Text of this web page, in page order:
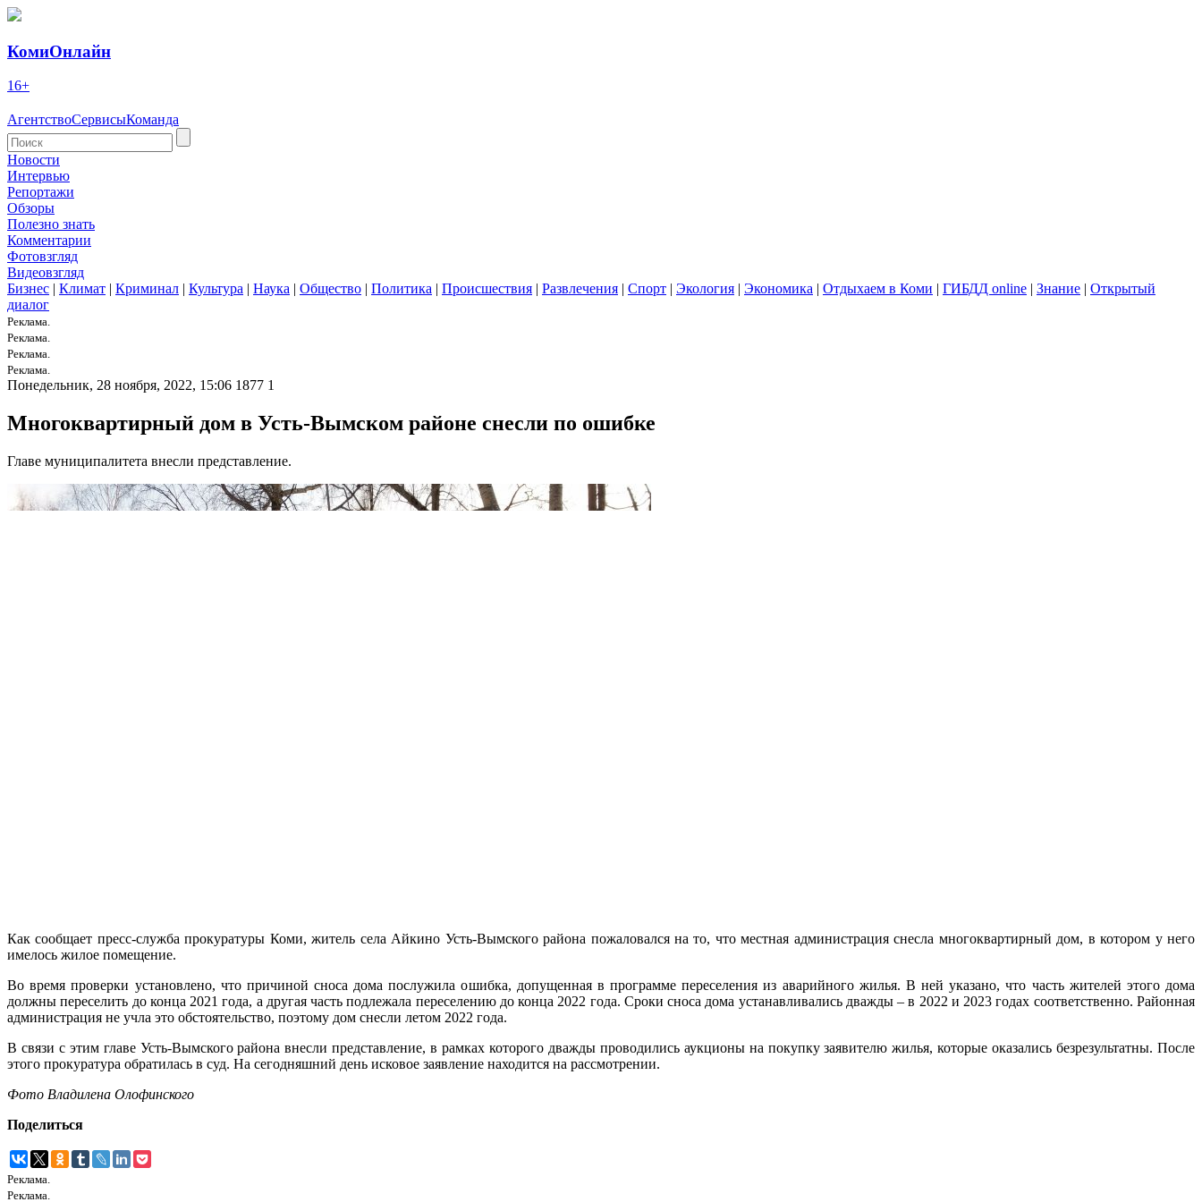
КомиОнлайн
16+
АгентствоСервисыКоманда
Новости
Интервью
Репортажи
Обзоры
Полезно знать
Комментарии
Фотовзгляд
Видеовзгляд
Бизнес | Климат | Криминал | Культура | Наука | Общество | Политика | Происшествия | Развлечения | Спорт | Экология | Экономика | Отдыхаем в Коми | ГИБДД online | Знание | Открытый
диалог
Реклама.
Реклама.
Реклама.
Реклама.
Понедельник, 28 ноября, 2022, 15:06 1877 1
Многоквартирный дом в Усть-Вымском районе снесли по ошибке
Главе муниципалитета внесли представление.
Как сообщает пресс-служба прокуратуры Коми, житель села Айкино Усть-Вымского района пожаловался на то, что местная администрация снесла многоквартирный дом, в котором у него
имелось жилое помещение.
Во время проверки установлено, что причиной сноса дома послужила ошибка, допущенная в программе переселения из аварийного жилья. В ней указано, что часть жителей этого дома
должны переселить до конца 2021 года, а другая часть подлежала переселению до конца 2022 года. Сроки сноса дома устанавливались дважды – в 2022 и 2023 годах соответственно. Районная
администрация не учла это обстоятельство, поэтому дом снесли летом 2022 года.
В связи с этим главе Усть-Вымского района внесли представление, в рамках которого дважды проводились аукционы на покупку заявителю жилья, которые оказались безрезультатны. После
этого прокуратура обратилась в суд. На сегодняшний день исковое заявление находится на рассмотрении.
Фото Владилена Олофинского
Поделиться
Реклама.
Реклама.